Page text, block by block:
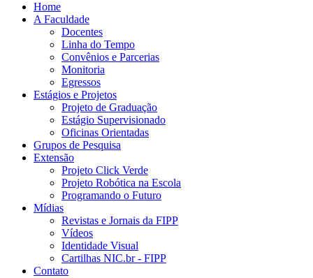
Home
A Faculdade
Docentes
Linha do Tempo
Convênios e Parcerias
Monitoria
Egressos
Estágios e Projetos
Projeto de Graduação
Estágio Supervisionado
Oficinas Orientadas
Grupos de Pesquisa
Extensão
Projeto Click Verde
Projeto Robótica na Escola
Programando o Futuro
Mídias
Revistas e Jornais da FIPP
Vídeos
Identidade Visual
Cartilhas NIC.br - FIPP
Contato